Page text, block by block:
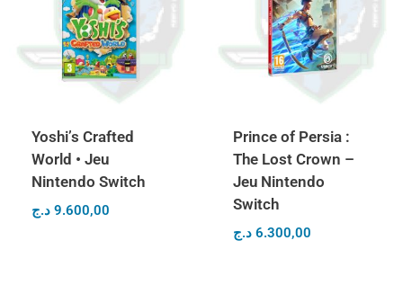
Yoshi’s Crafted
World • Jeu
Nintendo Switch
9.600,00 د.ج
Prince of Persia :
The Lost Crown –
Jeu Nintendo
Switch
6.300,00 د.ج